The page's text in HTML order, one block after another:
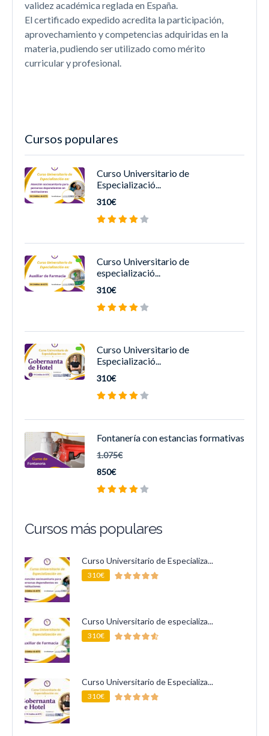
validez académica reglada en España.
El certificado expedido acredita la participación,
aprovechamiento y competencias adquiridas en la
materia, pudiendo ser utilizado como mérito
curricular y profesional.
Cursos populares
Curso Universitario de
Especializació...
310€
Curso Universitario de
especializació...
310€
Curso Universitario de
Especializació...
310€
Fontanería con estancias formativas
1.075€
850€
Cursos más populares
Curso Universitario de Especializa...
310€
Curso Universitario de especializa...
310€
Curso Universitario de Especializa...
310€